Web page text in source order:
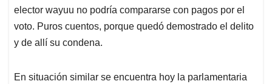
elector wayuu no podría compararse con pagos por el
voto. Puros cuentos, porque quedó demostrado el delito
y de allí su condena.
En situación similar se encuentra hoy la parlamentaria